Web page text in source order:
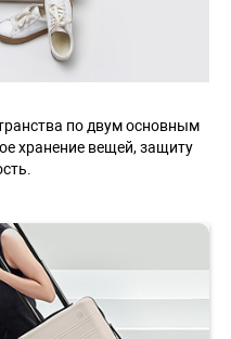
по двум основным
хранение вещей, защиту